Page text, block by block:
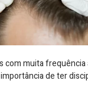
muita frequência
de ter